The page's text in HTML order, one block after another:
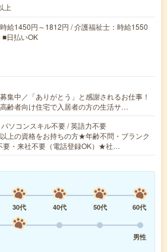
上
給1450円～1812円 / 介護福祉士：時給1550
日払いOK
集中／「ありがとう」と感謝されるお仕事！
齢者向け住宅で入居者の方の生活サ…
ソコンスキル不要 / 英語力不要
上の資格をお持ちの方★年齢不問・ブランク
・来社不要（電話登録OK）★社…
30代 40代 50代
60代
男性